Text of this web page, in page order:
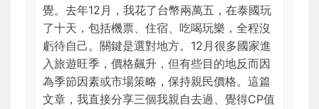
覺。去年12月，我花了台幣兩萬五，在泰國玩
了十天，包括機票、住宿、吃喝玩樂，全程沒
虧待自己。關鍵是選對地方。12月很多國家進
入旅遊旺季，價格飆升，但有些目的地反而因
為季節因素或市場策略，保持親民價格。這篇
文章，我直接分享三個我親自去過、覺得CP值